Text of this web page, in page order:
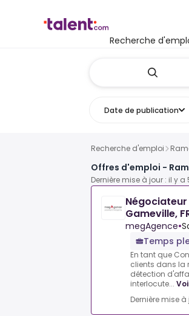
Recherche
Date de publication
Recherche d'emploi
Offres d'emploi -
Dernière mise à jour : il y a
Gameville,
megAgence•
Temps
En tant que
clients dans la
détection
interlocute...
Dernière mise